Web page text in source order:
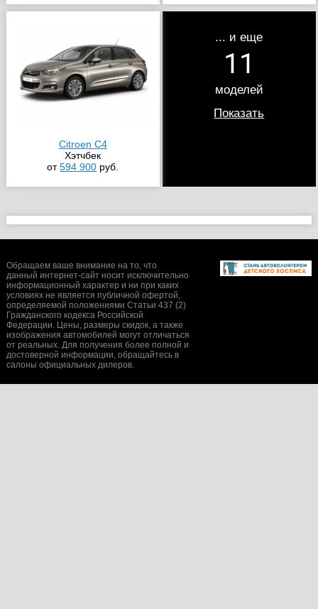
Citroen C4
Хэтчбек
от594 900 руб.
... и еще
11
моделей
Показать
Обращаем ваше внимание на то, что
данный интернет-сайт носит исключительно
информационный характер и ни при каких
условиях не является публичной офертой,
определяемой положениями Статьи 437 (2)
Гражданского кодекса Российской
Федерации. Цены, размеры скидок, а также
изображения автомобилей могут отличаться
от реальных. Для получения более полной и
достоверной информации, обращайтесь в
салоны официальных дилеров.